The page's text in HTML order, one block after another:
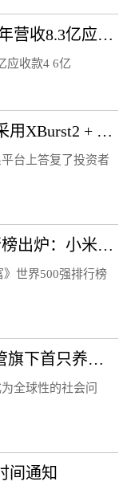
中超股份业绩负债率双升 2022年营收8.3亿应收款4.6亿
应收款4 6亿
北京君正董秘回复：该款产品采用XBurst2 + NPU，已量产销售
台上答复了投资者
2023年《财富》世界500强排行榜出炉：小米连续5年上榜 雷军感谢
世界500强排行榜
优选“基金精品超市”，财通资管旗下首只养老FOF正式发行
全球性的社会问
间通知